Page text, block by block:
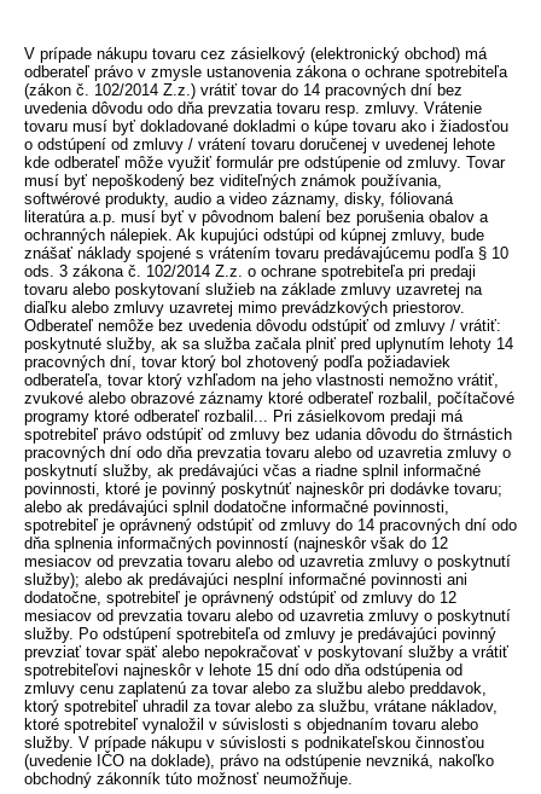
V prípade nákupu tovaru cez zásielkový (elektronický obchod) má
odberateľ právo v zmysle ustanovenia zákona o ochrane spotrebiteľa
(zákon č. 102/2014 Z.z.) vrátiť tovar do 14 pracovných dní bez
uvedenia dôvodu odo dňa prevzatia tovaru resp. zmluvy. Vrátenie
tovaru musí byť dokladované dokladmi o kúpe tovaru ako i žiadosťou
o odstúpení od zmluvy / vrátení tovaru doručenej v uvedenej lehote
kde odberateľ môže využiť formulár pre odstúpenie od zmluvy. Tovar
musí byť nepoškodený bez viditeľných známok používania,
softwérové produkty, audio a video záznamy, disky, fóliovaná
literatúra a.p. musí byť v pôvodnom balení bez porušenia obalov a
ochranných nálepiek. Ak kupujúci odstúpi od kúpnej zmluvy, bude
znášať náklady spojené s vrátením tovaru predávajúcemu podľa § 10
ods. 3 zákona č. 102/2014 Z.z. o ochrane spotrebiteľa pri predaji
tovaru alebo poskytovaní služieb na základe zmluvy uzavretej na
diaľku alebo zmluvy uzavretej mimo prevádzkových priestorov.
Odberateľ nemôže bez uvedenia dôvodu odstúpiť od zmluvy / vrátiť:
poskytnuté služby, ak sa služba začala plniť pred uplynutím lehoty 14
pracovných dní, tovar ktorý bol zhotovený podľa požiadaviek
odberateľa, tovar ktorý vzhľadom na jeho vlastnosti nemožno vrátiť,
zvukové alebo obrazové záznamy ktoré odberateľ rozbalil, počítačové
programy ktoré odberateľ rozbalil... Pri zásielkovom predaji má
spotrebiteľ právo odstúpiť od zmluvy bez udania dôvodu do štrnástich
pracovných dní odo dňa prevzatia tovaru alebo od uzavretia zmluvy o
poskytnutí služby, ak predávajúci včas a riadne splnil informačné
povinnosti, ktoré je povinný poskytnúť najneskôr pri dodávke tovaru;
alebo ak predávajúci splnil dodatočne informačné povinnosti,
spotrebiteľ je oprávnený odstúpiť od zmluvy do 14 pracovných dní odo
dňa splnenia informačných povinností (najneskôr však do 12
mesiacov od prevzatia tovaru alebo od uzavretia zmluvy o poskytnutí
služby); alebo ak predávajúci nesplní informačné povinnosti ani
dodatočne, spotrebiteľ je oprávnený odstúpiť od zmluvy do 12
mesiacov od prevzatia tovaru alebo od uzavretia zmluvy o poskytnutí
služby. Po odstúpení spotrebiteľa od zmluvy je predávajúci povinný
prevziať tovar späť alebo nepokračovať v poskytovaní služby a vrátiť
spotrebiteľovi najneskôr v lehote 15 dní odo dňa odstúpenia od
zmluvy cenu zaplatenú za tovar alebo za službu alebo preddavok,
ktorý spotrebiteľ uhradil za tovar alebo za službu, vrátane nákladov,
ktoré spotrebiteľ vynaložil v súvislosti s objednaním tovaru alebo
služby. V prípade nákupu v súvislosti s podnikateľskou činnosťou
(uvedenie IČO na doklade), právo na odstúpenie nevzniká, nakoľko
obchodný zákonník túto možnosť neumožňuje.